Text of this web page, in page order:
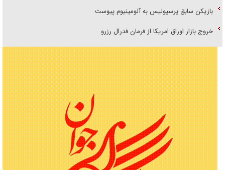
بازیکن سابق پرسپولیس به آلومینیوم پیوست
خروج بازار اوراق امریکا از فرمان فدرال رزرو